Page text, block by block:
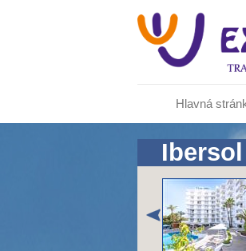
Hlavná
Ibersol